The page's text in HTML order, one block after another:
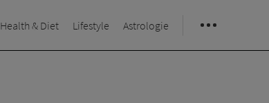
Health & Diet Lifestyle Astrologie